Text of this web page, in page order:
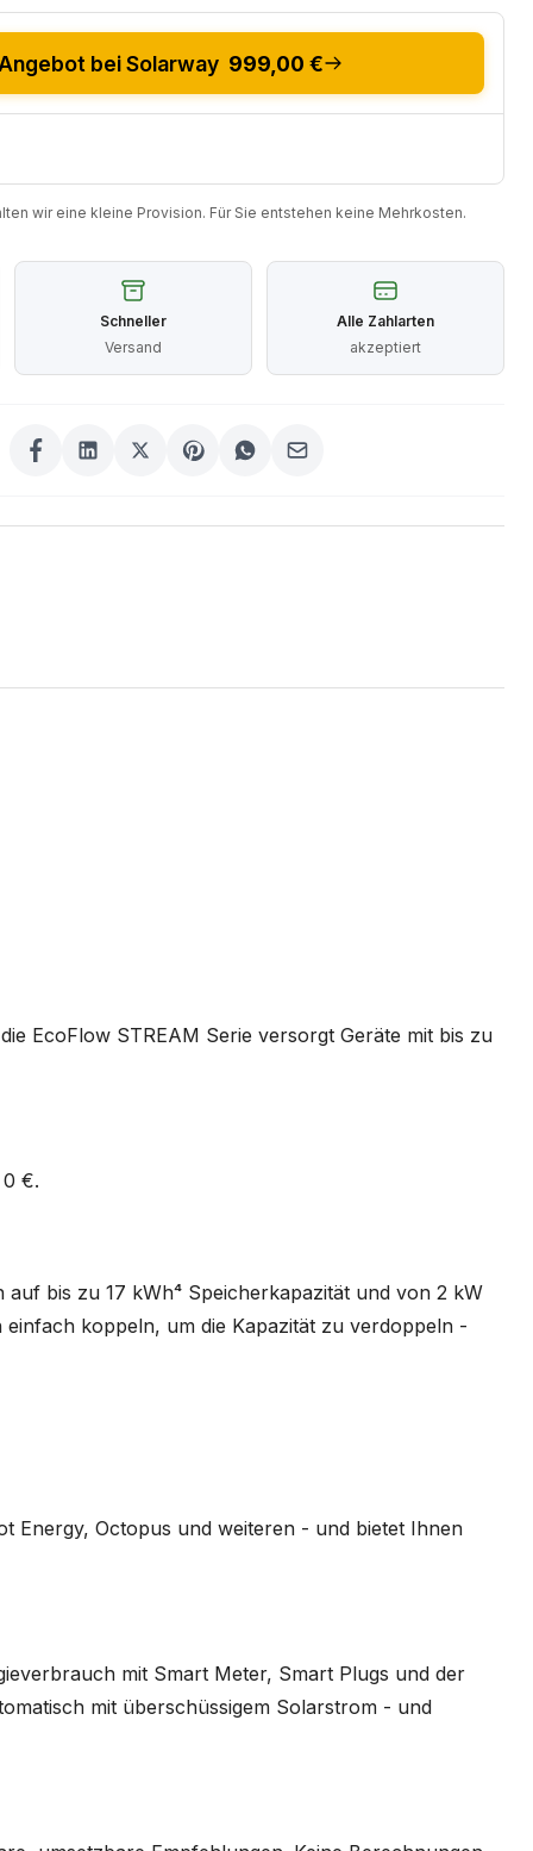
bei Solarway 999,00 €
wir eine kleine Provision. Für Sie entstehen keine Mehrkosten.
Schneller
Versand
Alle Zahlarten
akzeptiert
EcoFlow STREAM Serie versorgt Geräte mit bis zu
€.
bis zu 17 kWh⁴ Speicherkapazität und von 2 kW
koppeln, um die Kapazität zu verdoppeln -
Energy, Octopus und weiteren - und bietet Ihnen
mit Smart Meter, Smart Plugs und der
mit überschüssigem Solarstrom - und